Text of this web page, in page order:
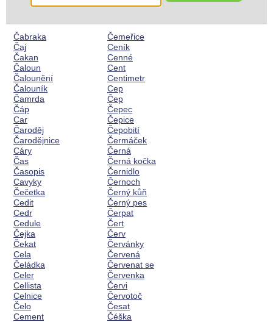
Čabraka
Čaj
Čakan
Čaloun
Čalounění
Čalouník
Čamrda
Čáp
Car
Čaroděj
Čarodějnice
Cáry
Čas
Časopis
Cavyky
Čečetka
Cedit
Cedr
Cedule
Čejka
Čekat
Cela
Čeládka
Celer
Cellista
Celnice
Čelo
Cement
Čemeřice
Ceník
Cenné
Cent
Centimetr
Cep
Čep
Čepec
Čepice
Čepobití
Čermáček
Černá
Černá kočka
Černidlo
Černoch
Černý kůň
Černý pes
Čerpat
Čert
Červ
Červánky
Červená
Červenat se
Červenka
Červi
Červotoč
Česat
Čéška